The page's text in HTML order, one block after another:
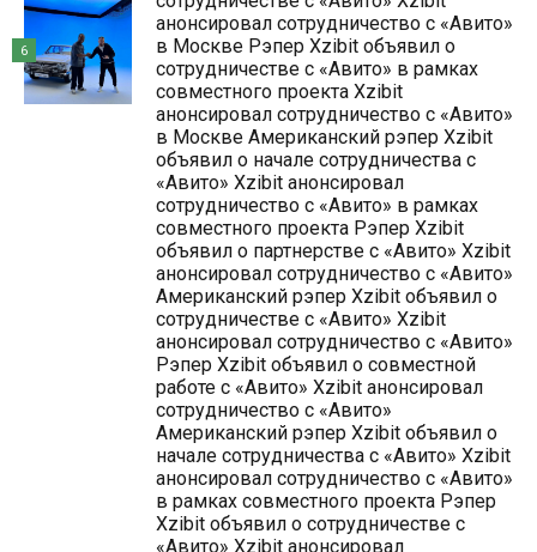
анонсировал сотрудничество с «Авито»
в Москве Рэпер Xzibit объявил о
сотрудничестве с «Авито» в рамках
совместного проекта Xzibit
анонсировал сотрудничество с «Авито»
в Москве Американский рэпер Xzibit
объявил о начале сотрудничества с
«Авито» Xzibit анонсировал
сотрудничество с «Авито» в рамках
совместного проекта Рэпер Xzibit
объявил о партнерстве с «Авито» Xzibit
анонсировал сотрудничество с «Авито»
Американский рэпер Xzibit объявил о
сотрудничестве с «Авито» Xzibit
анонсировал сотрудничество с «Авито»
Рэпер Xzibit объявил о совместной
работе с «Авито» Xzibit анонсировал
сотрудничество с «Авито»
Американский рэпер Xzibit объявил о
начале сотрудничества с «Авито» Xzibit
анонсировал сотрудничество с «Авито»
в рамках совместного проекта Рэпер
Xzibit объявил о сотрудничестве с
«Авито» Xzibit анонсировал
6